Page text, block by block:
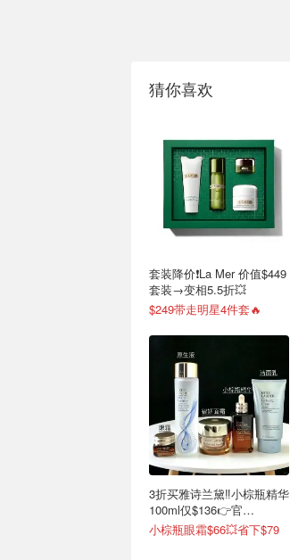
猜你喜欢
套装降价❗️La Mer 价值$449
套装→变相5.5折💥
$249带走明星4件套🔥
3折买雅诗兰黛‼️小棕瓶精华
100ml仅$136👉官
$199/50ml
小棕瓶眼霜$66💥省下$79